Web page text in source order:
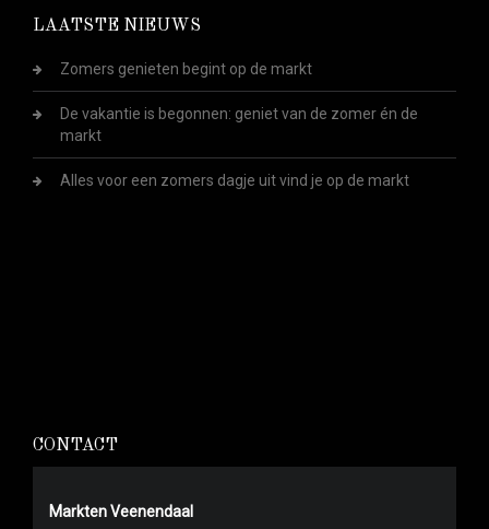
LAATSTE NIEUWS
Zomers genieten begint op de markt
De vakantie is begonnen: geniet van de zomer én de
markt
Alles voor een zomers dagje uit vind je op de markt
CONTACT
Markten Veenendaal